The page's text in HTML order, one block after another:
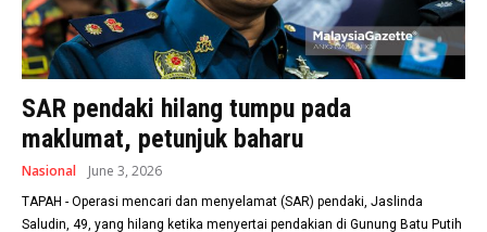
SAR pendaki hilang tumpu pada
maklumat, petunjuk baharu
Nasional June 3, 2026
TAPAH - Operasi mencari dan menyelamat (SAR) pendaki, Jaslinda
Saludin, 49, yang hilang ketika menyertai pendakian di Gunung Batu Putih